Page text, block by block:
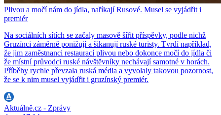
Plivou a močí nám do jídla, naříkají Rusové. Musel se vyjádřit i
premiér
Na sociálních sítích se začaly masově šířit příspěvky, podle nichž
Gruzínci záměrně ponižují a šikanují ruské turisty. Tvrdí například,
že jim zaměstnanci restaurací plivou nebo dokonce močí do jídla či
že místní průvodci ruské návštěvníky nechávají samotné v horách.
Příběhy rychle převzala ruská média a vyvolaly takovou pozornost,
že se k nim musel vyjádřit i gruzínský premiér.
Aktuálně.cz - Zprávy